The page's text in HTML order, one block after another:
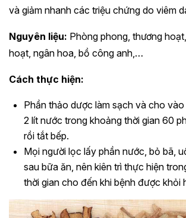
và giảm nhanh các triệu chứng do viêm
Nguyên liệu: Phòng phong, thương
hoạt, ngân hoa, bồ công anh,…
Cách thực hiện:
Phần thảo dược làm sạch và cho
2 lít nước trong khoảng thời gian 60
rồi tắt bếp.
Mọi người lọc lấy phần nước, bỏ bã,
sau bữa ăn, nên kiên trì thực hiện
thời gian cho đến khi bệnh được khỏi